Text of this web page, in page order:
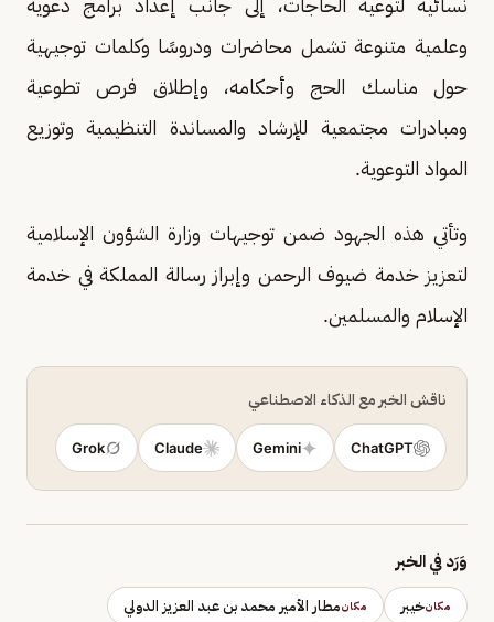
نسائية لتوعية الحاجات، إلى جانب إعداد برامج دعوية
وعلمية متنوعة تشمل محاضرات ودروسًا وكلمات توجيهية
حول مناسك الحج وأحكامه، وإطلاق فرص تطوعية
ومبادرات مجتمعية للإرشاد والمساندة التنظيمية وتوزيع
المواد التوعوية.
وتأتي هذه الجهود ضمن توجيهات وزارة الشؤون الإسلامية
لتعزيز خدمة ضيوف الرحمن وإبراز رسالة المملكة في خدمة
الإسلام والمسلمين.
ناقش الخبر مع الذكاء الاصطناعي
ChatGPT
Gemini
Claude
Grok
وَرَد في الخبر
مكانخيبر مكانمطار الأمير محمد بن عبد العزيز الدولي